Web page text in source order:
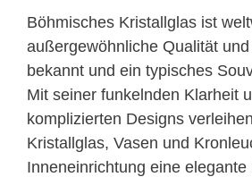
Böhmisches Kristallglas ist
außergewöhnliche Qualität
bekannt und ein typisches
Mit seiner funkelnden Klarheit
komplizierten Designs
Kristallglas, Vasen und
Inneneinrichtung eine elegante